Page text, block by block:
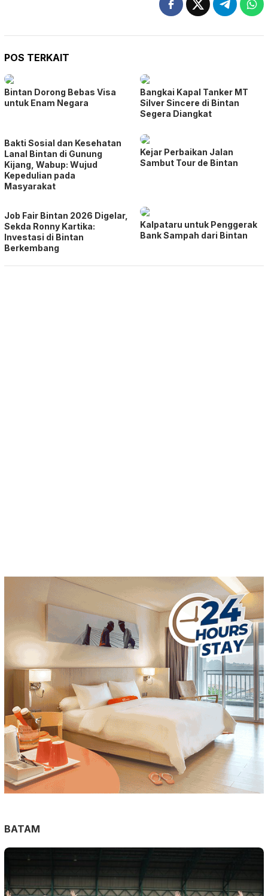
POS TERKAIT
Bintan Dorong Bebas Visa
untuk Enam Negara
Bangkai Kapal Tanker MT
Silver Sincere di Bintan
Segera Diangkat
Bakti Sosial dan Kesehatan
Lanal Bintan di Gunung
Kijang, Wabup: Wujud
Kepedulian pada
Masyarakat
Kejar Perbaikan Jalan
Sambut Tour de Bintan
Job Fair Bintan 2026 Digelar,
Sekda Ronny Kartika:
Investasi di Bintan
Berkembang
Kalpataru untuk Penggerak
Bank Sampah dari Bintan
BATAM